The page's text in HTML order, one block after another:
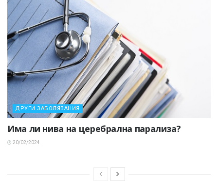
ДРУГИ ЗАБОЛЯВАНИЯ
Има ли нива на церебрална парализа?
20/02/2024